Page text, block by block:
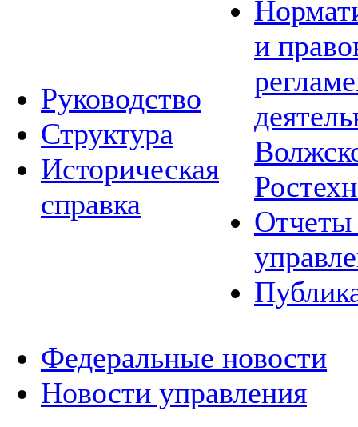
Руководство
Структура
Историческая
справка
и
Отчеты
Федеральные новости
Новости управления